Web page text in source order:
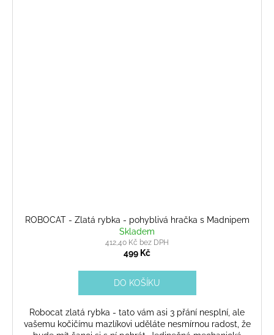
ROBOCAT - Zlatá rybka - pohyblivá hračka s Madnipem
Skladem
412,40 Kč bez DPH
499 Kč
DO KOŠÍKU
Robocat zlatá rybka - tato vám asi 3 přání nesplní, ale
vašemu kočičímu mazlíkovi uděláte nesmírnou radost, že